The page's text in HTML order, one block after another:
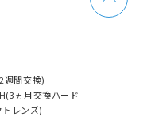
週間交換)
ヵ月交換ハード
レンズ)